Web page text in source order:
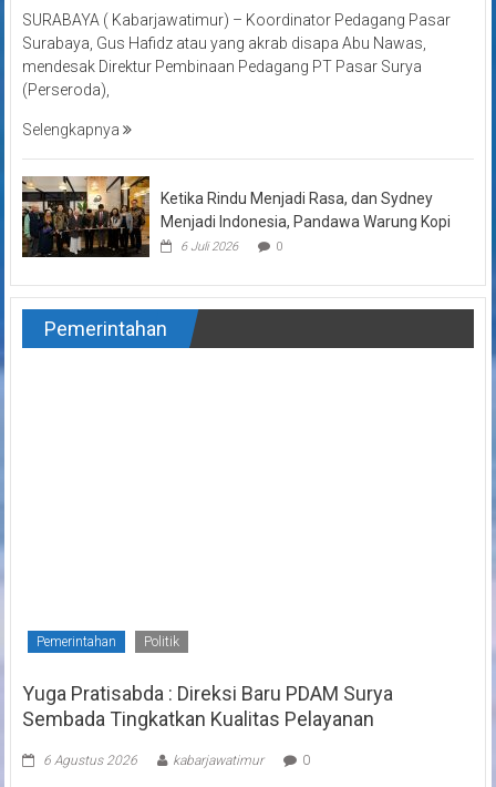
SURABAYA ( Kabarjawatimur) – Koordinator Pedagang Pasar
Surabaya, Gus Hafidz atau yang akrab disapa Abu Nawas,
mendesak Direktur Pembinaan Pedagang PT Pasar Surya
(Perseroda),
Selengkapnya
Ketika Rindu Menjadi Rasa, dan Sydney
Menjadi Indonesia, Pandawa Warung Kopi
6 Juli 2026 0
Pemerintahan
Pemerintahan Politik
Yuga Pratisabda : Direksi Baru PDAM Surya
Sembada Tingkatkan Kualitas Pelayanan
6 Agustus 2026 kabarjawatimur 0